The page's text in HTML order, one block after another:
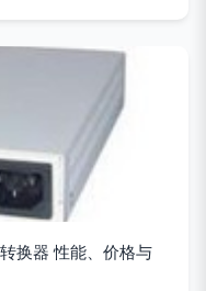
换器 性能、价格与